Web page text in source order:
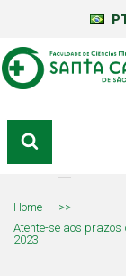
Home
>>
Atente-se aos prazos
2023